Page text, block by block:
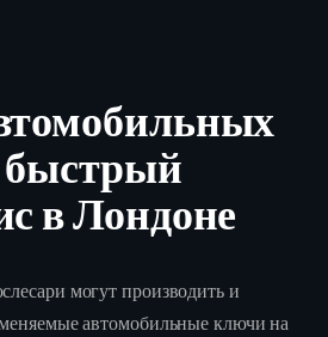
в Лондоне
могут производить и
автомобильные ключи на